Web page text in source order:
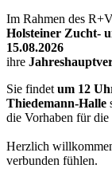
Im Rahmen des
Holsteiner Zucht-
15.08.2026
ihre
Sie findet um 12
Thiedemann-Halle
die Vorhaben für
Herzlich
verbunden fühlen.